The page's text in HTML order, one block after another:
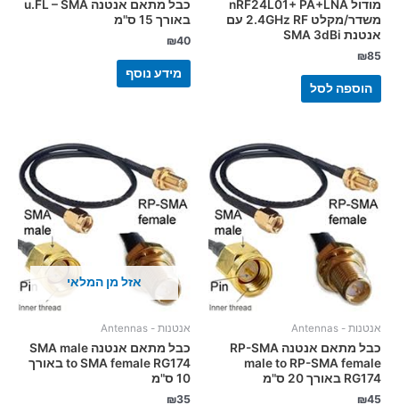
מודול nRF24L01+ PA+LNA
משדר/מקלט 2.4GHz RF עם
אנטנת SMA 3dBi
₪85
הוספה לסל
כבל מתאם אנטנה u.FL – SMA
באורך 15 ס"מ
₪40
מידע נוסף
אנטנות - Antennas
כבל מתאם אנטנה RP-SMA
male to RP-SMA female
RG174 באורך 20 ס"מ
₪45
אזל מן המלאי
אנטנות - Antennas
כבל מתאם אנטנה SMA male
to SMA female RG174 באורך
10 ס"מ
₪35